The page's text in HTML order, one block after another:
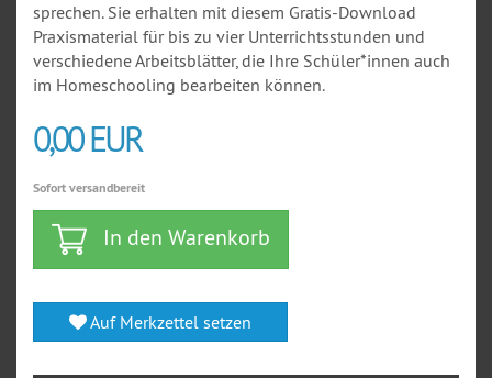
sprechen. Sie erhalten mit diesem Gratis-Download
Praxismaterial für bis zu vier Unterrichtsstunden und
verschiedene Arbeitsblätter, die Ihre Schüler*innen auch
im Homeschooling bearbeiten können.
0,00 EUR
Sofort versandbereit
In den Warenkorb
Auf Merkzettel setzen